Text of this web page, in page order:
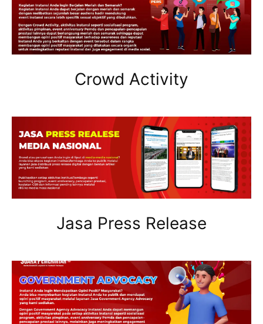
Crowd Activity
Jasa Press Release